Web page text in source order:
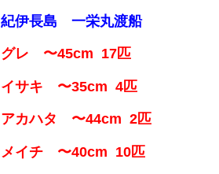
紀伊長島 一栄丸渡船
グレ 〜45cm 17匹
イサキ 〜35cm 4匹
アカハタ 〜44cm 2匹
メイチ 〜40cm 10匹